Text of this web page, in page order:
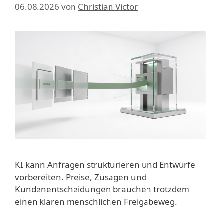
06.08.2026 von Christian Victor
KI kann Anfragen strukturieren und Entwürfe
vorbereiten. Preise, Zusagen und
Kundenentscheidungen brauchen trotzdem
einen klaren menschlichen Freigabeweg.